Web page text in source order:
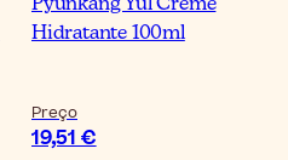
Pyunkang Yul Creme
Hidratante 100ml
Preço
19,51 €